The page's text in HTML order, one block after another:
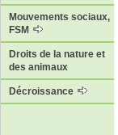
Mouvements sociaux,
FSM
Droits de la nature et
des animaux
Décroissance